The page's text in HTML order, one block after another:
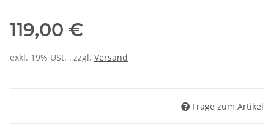
119,00 €
exkl. 19% USt. , zzgl. Versand
Frage zum Artikel